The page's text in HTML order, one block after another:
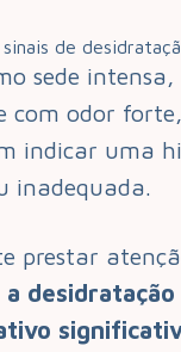
de
sede
com odor
indicar uma
inadequada.
prestar
a